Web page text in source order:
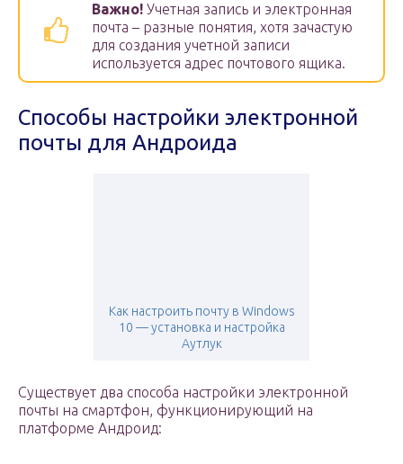
Важно! Учетная запись и электронная
почта – разные понятия, хотя зачастую
для создания учетной записи
используется адрес почтового ящика.
Способы настройки электронной
почты для Андроида
Как настроить почту в Windows
10 — установка и настройка
Аутлук
Существует два способа настройки электронной
почты на смартфон, функционирующий на
платформе Андроид: